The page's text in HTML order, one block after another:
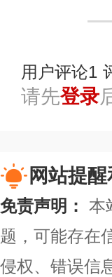
用户评论1
请先登录
网站提
免责声明： 本
题，可能存在
侵权、错误信